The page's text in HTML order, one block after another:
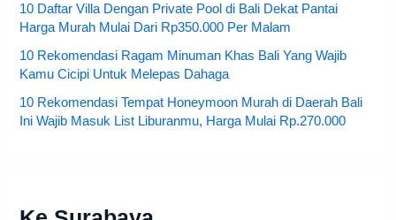
10 Daftar Villa Dengan Private Pool di Bali Dekat Pantai
Harga Murah Mulai Dari Rp350.000 Per Malam
10 Rekomendasi Ragam Minuman Khas Bali Yang Wajib
Kamu Cicipi Untuk Melepas Dahaga
10 Rekomendasi Tempat Honeymoon Murah di Daerah Bali
Ini Wajib Masuk List Liburanmu, Harga Mulai Rp.270.000